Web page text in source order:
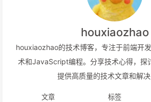
houxiaozhao
houxiaozhao的技术博客，专注于前端开
术和JavaScript编程。分享技术心得，探
提供高质量的技术文章和解决
文章 标签